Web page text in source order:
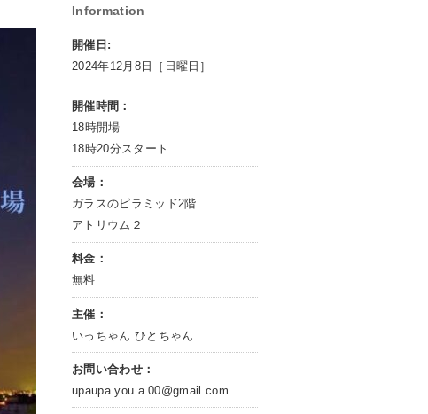
Information
開催日:
2024年12月8日［日曜日］
開催時間：
18時開場
18時20分スタート
会場：
ガラスのピラミッド2階
アトリウム２
料金：
無料
主催：
いっちゃん ひとちゃん
お問い合わせ：
upaupa.you.a.00@gmail.com